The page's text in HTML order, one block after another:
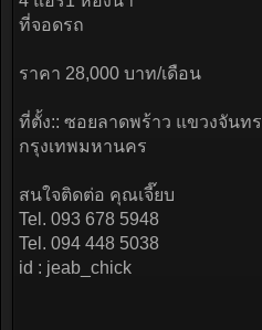
ที่จอดรถ
ราคา 28,000 บาท/เดือน
ที่ตั้ง:: ซอยลาดพร้าว แขวงจันท
กรุงเทพมหานคร
สนใจติดต่อ คุณเจี๊ยบ
Tel. 093 678 5948
Tel. 094 448 5038
id : jeab_chick